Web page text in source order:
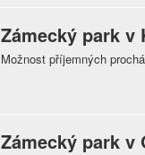
Zámecký park v
Možnost příjemných
Zámecký park v